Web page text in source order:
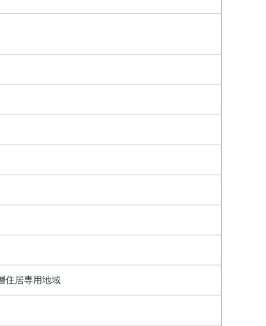
住居専用地域